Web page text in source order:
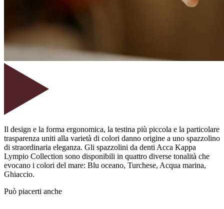
Il design e la forma ergonomica, la testina più piccola e la particolare
trasparenza uniti alla varietà di colori danno origine a uno spazzolino
di straordinaria eleganza. Gli spazzolini da denti Acca Kappa
Lympio Collection sono disponibili in quattro diverse tonalità che
evocano i colori del mare: Blu oceano, Turchese, Acqua marina,
Ghiaccio.
Può piacerti anche